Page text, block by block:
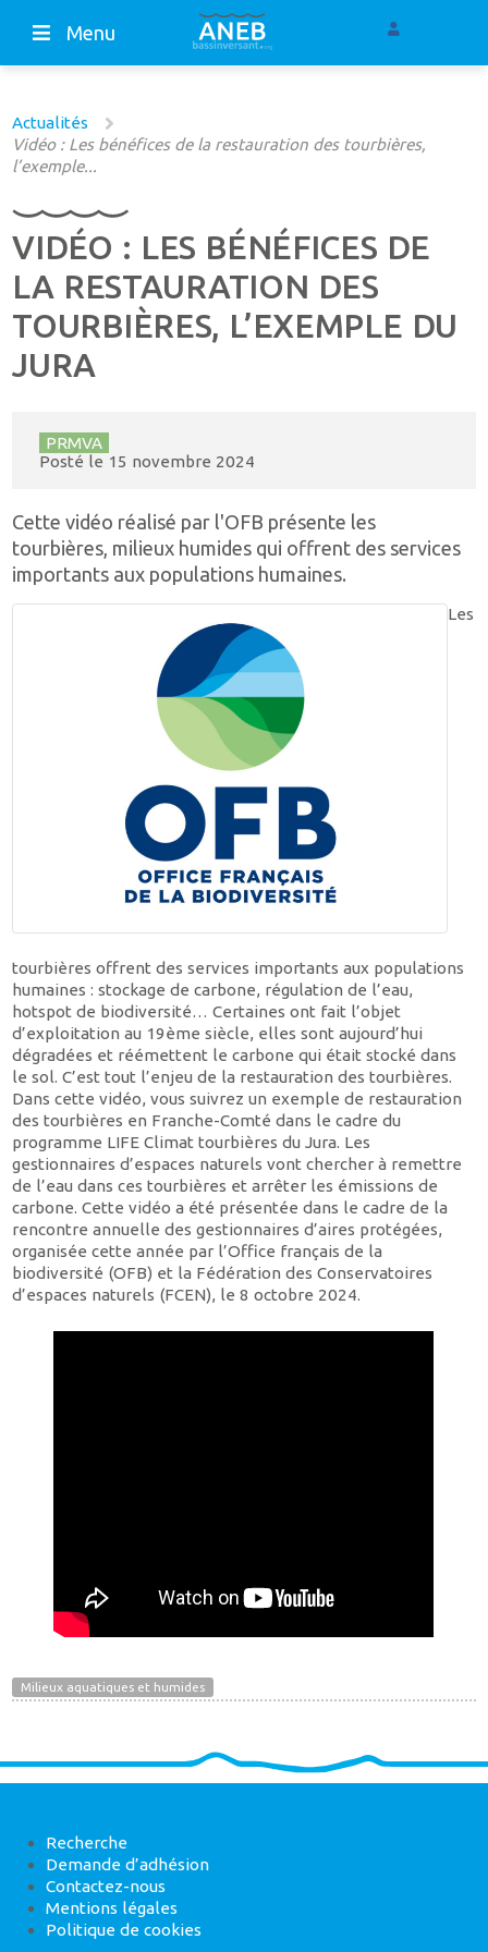
Menu
Actualités
Vidéo : Les bénéfices de la restauration des tourbières,
l’exemple...
VIDÉO : LES BÉNÉFICES DE
LA RESTAURATION DES
TOURBIÈRES, L’EXEMPLE DU
JURA
PRMVA
Posté le 15 novembre 2024
Cette vidéo réalisé par l'OFB présente les
tourbières, milieux humides qui offrent des services
importants aux populations humaines.
Les
tourbières offrent des services importants aux populations
humaines : stockage de carbone, régulation de l’eau,
hotspot de biodiversité… Certaines ont fait l’objet
d’exploitation au 19ème siècle, elles sont aujourd’hui
dégradées et réémettent le carbone qui était stocké dans
le sol. C’est tout l’enjeu de la restauration des tourbières.
Dans cette vidéo, vous suivrez un exemple de restauration
des tourbières en Franche-Comté dans le cadre du
programme LIFE Climat tourbières du Jura. Les
gestionnaires d’espaces naturels vont chercher à remettre
de l’eau dans ces tourbières et arrêter les émissions de
carbone. Cette vidéo a été présentée dans le cadre de la
rencontre annuelle des gestionnaires d’aires protégées,
organisée cette année par l’Office français de la
biodiversité (OFB) et la Fédération des Conservatoires
d’espaces naturels (FCEN), le 8 octobre 2024.
Milieux aquatiques et humides
Recherche
Demande d’adhésion
Contactez-nous
Mentions légales
Politique de cookies